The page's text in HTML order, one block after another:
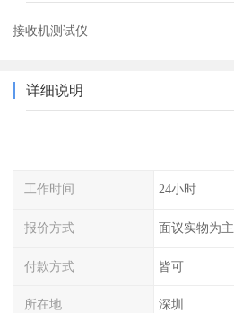
接收机测试仪
详细说明
工作时间 24小时
报价方式 面议实物为主
付款方式 皆可
所在地 深圳